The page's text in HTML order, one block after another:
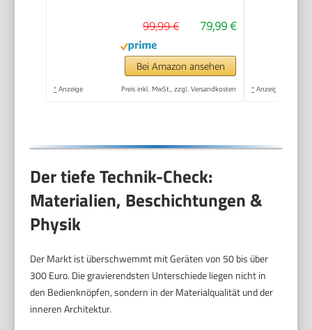
79,99 €
99,99 €
Bei Amazon ansehen
* Anzeige Preis inkl. MwSt., zzgl. Versandkosten * Anzeige
Der tiefe Technik-Check:
Materialien, Beschichtungen &
Physik
Der Markt ist überschwemmt mit Geräten von 50 bis über
300 Euro. Die gravierendsten Unterschiede liegen nicht in
den Bedienknöpfen, sondern in der Materialqualität und der
inneren Architektur.